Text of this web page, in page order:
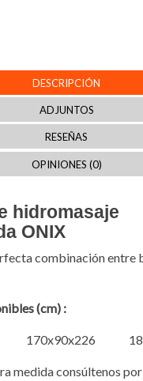
DESCRIPCIÓN
ADJUNTOS
RESEÑAS
OPINIONES (0)
hidromasaje
ONIX
combinación entre
(cm) :
170x90x226
medida consúltenos